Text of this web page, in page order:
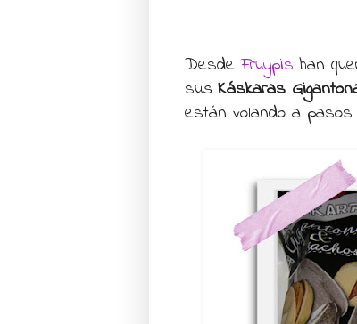
DesdeFruypis han
sus Káskaras
están volando a